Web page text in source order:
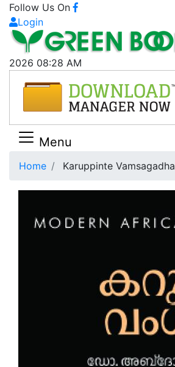
Follow Us On
Login
2026 08:28 AM
Menu
Home Karuppinte Vamsagadha